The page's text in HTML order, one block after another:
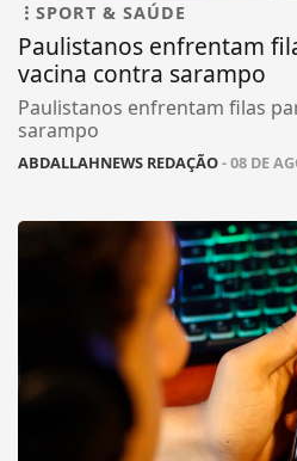
SPORT & SAÚDE
Paulistanos enfrentam
vacina contra sarampo
Paulistanos enfrentam filas
sarampo
ABDALLAHNEWS REDAÇÃO- 08 DE